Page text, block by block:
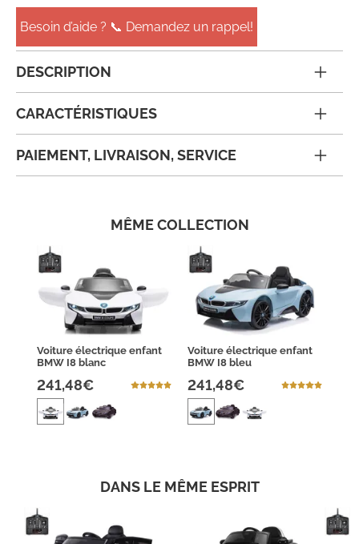
Besoin d’aide ? 📞 Demandez un rappel!
DESCRIPTION
CARACTÉRISTIQUES
PAIEMENT, LIVRAISON, SERVICE
MÊME COLLECTION
Voiture électrique enfant
BMW I8 blanc
241,48€
Voiture électrique enfant
BMW I8 bleu
241,48€
DANS LE MÊME ESPRIT